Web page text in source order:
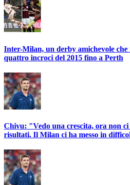
Inter-Milan, un derby amichevole che
quattro incroci del 2015 fino a Perth
Chivu: "Vedo una crescita, ora non
risultati. Il Milan ci ha messo in